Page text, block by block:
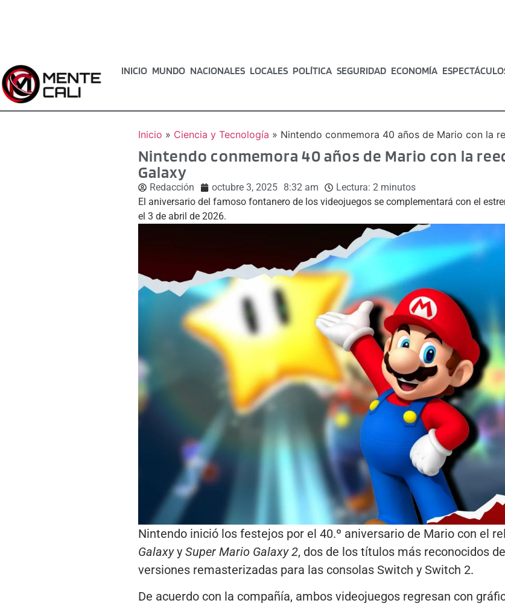
INICIO MUNDO NACIONALES LOCALES POLÍTICA SEGURIDAD ECONOMÍA
Inicio » Ciencia y Tecnología » Nintendo conmemora 40 años de Mario con la
Nintendo conmemora 40 años de Mario con la
Galaxy
Redacción octubre 3, 2025 8:32 am Lectura: 2 minutos
El aniversario del famoso fontanero de los videojuegos se complementará con el
el 3 de abril de 2026.
Nintendo inició los festejos por el 40.º aniversario de Mario con el
Galaxyy Super Mario Galaxy 2, dos de los títulos más reconocidos
versiones remasterizadas para las consolas Switch y Switch 2.
De acuerdo con la compañía, ambos videojuegos regresan con